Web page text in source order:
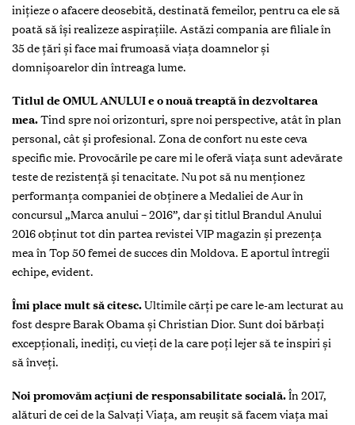
inițieze o afacere deosebită, destinată femeilor, pentru ca ele să
poată să își realizeze aspirațiile. Astăzi compania are filiale în
35 de țări și face mai frumoasă viața doamnelor și
domnișoarelor din întreaga lume.
Titlul de OMUL ANULUI e o nouă treaptă în dezvoltarea
mea.Tind spre noi orizonturi, spre noi perspective, atât în plan
personal, cât şi profesional. Zona de confort nu este ceva
specific mie. Provocările pe care mi le oferă viața sunt adevărate
teste de rezistență şi tenacitate. Nu pot să nu menționez
performanța companiei de obținere a Medaliei de Aur în
concursul „Marca anului – 2016”, dar și titlul Brandul Anului
2016 obținut tot din partea revistei VIP magazin şi prezența
mea în Top 50 femei de succes din Moldova. E aportul întregii
echipe, evident.
Îmi place mult să citesc.Ultimile cărţi pe care le-am lecturat au
fost despre Barak Obama şi Christian Dior. Sunt doi bărbaţi
excepţionali, inediţi, cu vieţi de la care poţi lejer să te inspiri şi
să înveţi.
Noi promovăm acţiuni de responsabilitate socială.În 2017,
alături de cei de la Salvaţi Viaţa, am reușit să facem viaţa mai